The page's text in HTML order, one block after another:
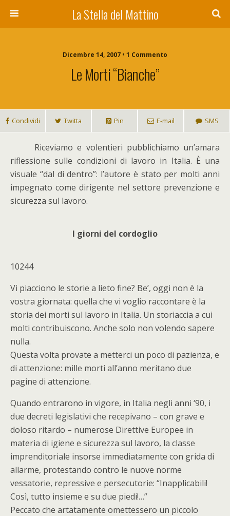
La Stella del Mattino
Dicembre 14, 2007 • 1 Commento
Le Morti “bianche”
Condividi Twitta Pin E-mail SMS
Riceviamo e volentieri pubblichiamo un’amara
riflessione sulle condizioni di lavoro in Italia. È una
visuale “dal di dentro”: l’autore è stato per molti anni
impegnato come dirigente nel settore prevenzione e
sicurezza sul lavoro.
I giorni del cordoglio
10244
Vi piacciono le storie a lieto fine? Be’, oggi non è la
vostra giornata: quella che vi voglio raccontare è la
storia dei morti sul lavoro in Italia. Un storiaccia a cui
molti contribuiscono. Anche solo non volendo sapere
nulla.
Questa volta provate a metterci un poco di pazienza, e
di attenzione: mille morti all’anno meritano due
pagine di attenzione.
Quando entrarono in vigore, in Italia negli anni ‘90, i
due decreti legislativi che recepivano – con grave e
doloso ritardo – numerose Direttive Europee in
materia di igiene e sicurezza sul lavoro, la classe
imprenditoriale insorse immediatamente con grida di
allarme, protestando contro le nuove norme
vessatorie, repressive e persecutorie: “Inapplicabili!
Così, tutto insieme e su due piedi!…”
Peccato che artatamente omettessero un piccolo